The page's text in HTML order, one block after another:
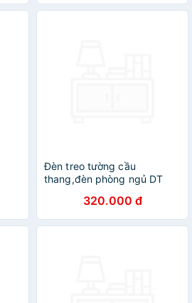
Đèn treo tường cầu
thang,đèn phòng ngủ DT
320.000 đ